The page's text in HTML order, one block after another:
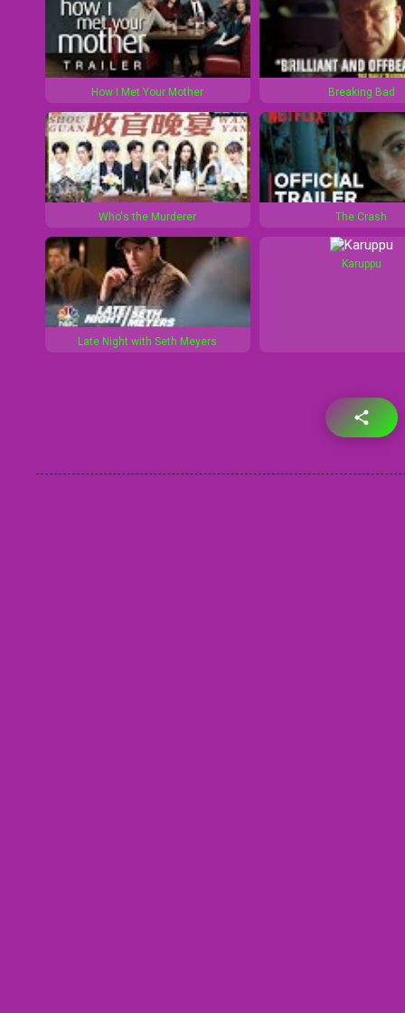
How I Met Your Mother Breaking Bad
Who's the Murderer The Crash
Late Night with Seth Meyers
Karuppu